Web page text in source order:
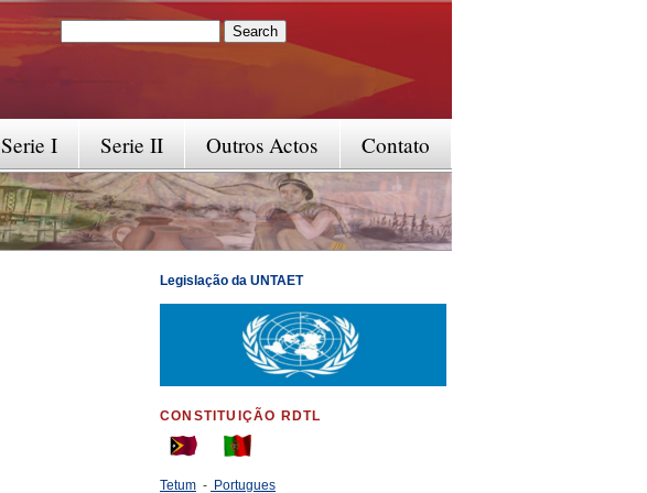
Search form
Contato
Outros Actos
Serie II
Serie I
Legislação da UNTAET
CONSTITUIÇÃO RDTL
Tetum - Portugues